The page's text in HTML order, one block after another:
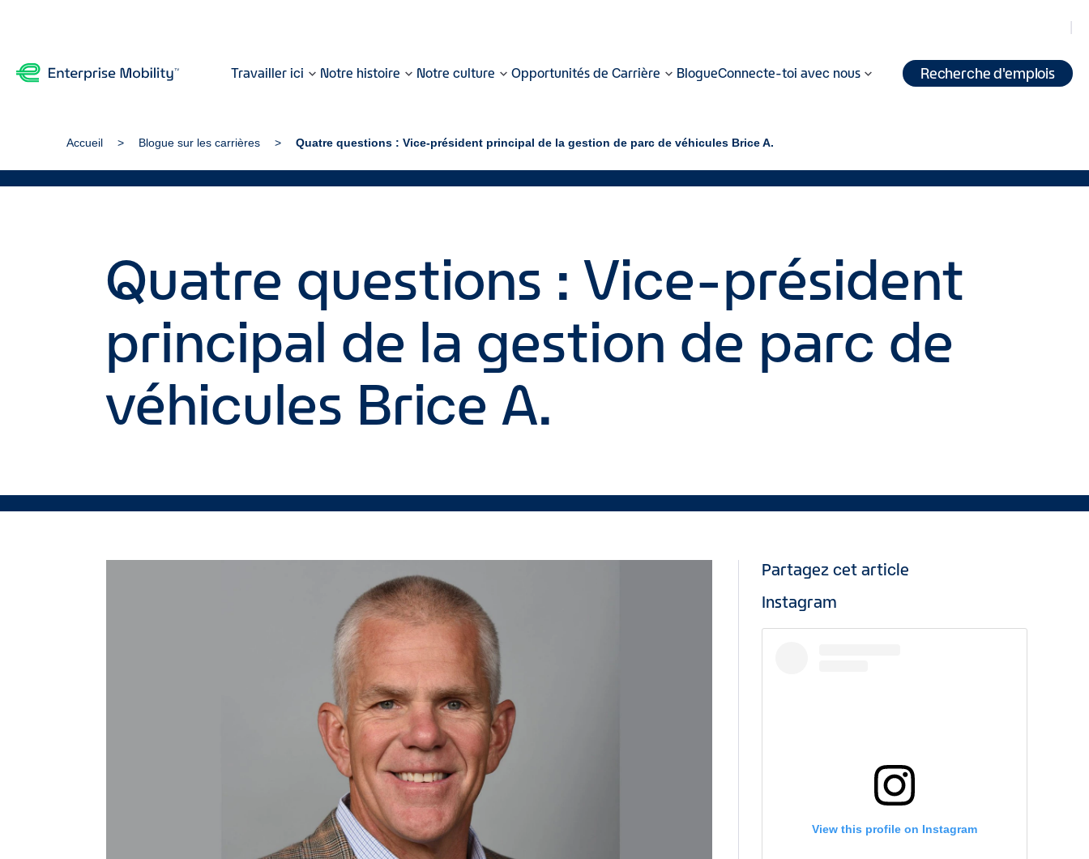
Travailler ici Notre histoire Notre culture Opportunités de Carrière BlogueConnecte-toi avec nous Recherche d'emplois
Accueil Blogue sur les carrières Quatre questions : Vice-président principal de la gestion de parc de véhicules Brice A.
Quatre questions : Vice-président
principal de la gestion de parc de
véhicules Brice A.
Partagez cet article
Instagram
View this profile on Instagram